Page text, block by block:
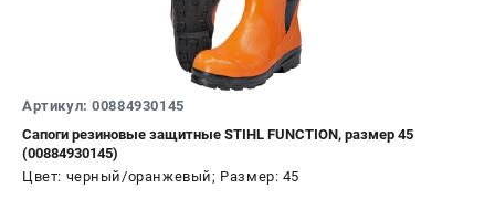
Артикул: 00884930145
Сапоги резиновые защитные STIHL FUNCTION, размер 45
(00884930145)
Цвет: черный/оранжевый; Размер: 45